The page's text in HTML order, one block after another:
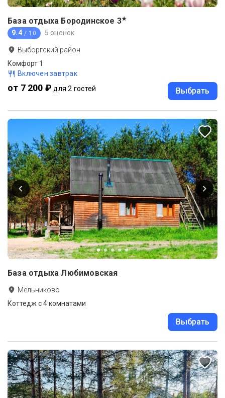
База отдыха Бородинское 3★
9.4 / 10 5 оценок
Выборгский район
Комфорт 1
Включен завтрак
от 7 200 ₽ для 2 гостей Выбрать
База отдыха Любимовская
Мельниково
Коттедж с 4 комнатами
Выбрать